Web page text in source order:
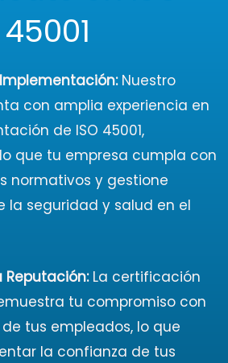
45001
Nuestro
con amplia experiencia en
de ISO 45001,
que tu empresa cumpla con
normativos y gestione
la seguridad y salud en el
Reputación:La certificación
tu compromiso con
tus empleados, lo que
la confianza de tus